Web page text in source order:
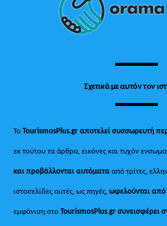
Top
Σχετικά με αυτόν τον
ΤοTourismosPlus.gr αποτελεί συσσωρευτή
εκ τούτου τα άρθρα, εικόνες και τυχόν
και προβάλλονται αυτόματααπό τρίτες,
ιστοσελίδες αυτές, ως πηγές,ωφελούνται
εμφάνιση στοTourismosPlus.gr συνεισφέρει